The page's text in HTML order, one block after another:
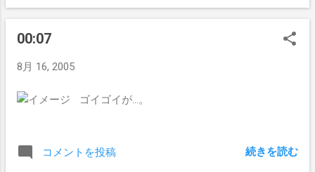
00:07
8月 16, 2005
ゴイゴイが…。
コメントを投稿 続きを読む